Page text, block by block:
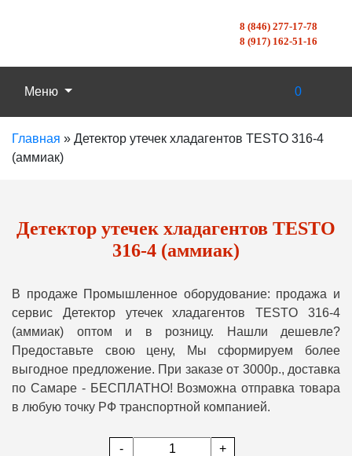
8 (846) 277-17-78
8 (917) 162-51-16
Меню 0
Главная » Детектор утечек хладагентов TESTO 316-4
(аммиак)
Детектор утечек хладагентов TESTO
316-4 (аммиак)
В продаже Промышленное оборудование: продажа и
сервис Детектор утечек хладагентов TESTO 316-4
(аммиак) оптом и в розницу. Нашли дешевле?
Предоставьте свою цену, Мы сформируем более
выгодное предложение. При заказе от 3000р., доставка
по Самаре - БЕСПЛАТНО! Возможна отправка товара
в любую точку РФ транспортной компанией.
- +